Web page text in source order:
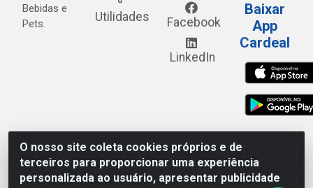
O nosso site coleta cookies próprios e de
terceiros para proporcionar uma experiência
personalizada ao usuário, apresentar publicidade
Bebidas e
Pets.
Utilidades Facebook
LinkedIn
Baixar
App
Cardeal
Cardeal Distribuidora - Estrada Alto do Moura, 582 - Alto
do Moura - Caruaru/PE - CEP 55.040-120 - CNPJ